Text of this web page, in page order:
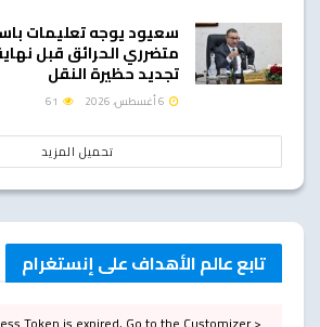
سعيود يوجه تعليمات
متضرري الحرائق قبل
تجديد حظيرة النقل
تحميل المزيد
تابع عالم الأهداف على إنستغرام